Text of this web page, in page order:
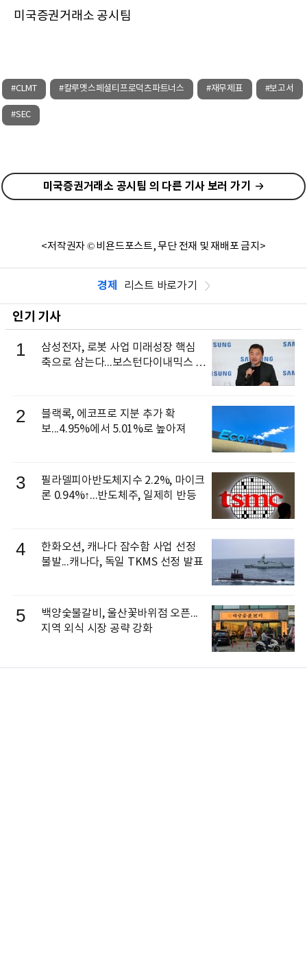
미국증권거래소 공시팀
#CLMT #칼루멧스페셜티프로덕츠파트너스 #재무제표 #보고서
#SEC
미국증권거래소 공시팀 의 다른 기사 보러 가기
<저작권자 © 비욘드포스트, 무단 전재 및 재배포 금지>
경제 리스트 바로가기
인기 기사
1
삼성전자, 로봇 사업 미래성장 핵심
축으로 삼는다...보스턴다이내믹스 출
2
블랙록, 에코프로 지분 추가 확
보...4.95%에서 5.01%로 높아져
3
필라델피아반도체지수 2.2%, 마이크
론 0.94%↑...반도체주, 일제히 반등
4
한화오션, 캐나다 잠수함 사업 선정
불발...캐나다, 독일 TKMS 선정 발표
5
백양숯불갈비, 울산꽃바위점 오픈...
지역 외식 시장 공략 강화